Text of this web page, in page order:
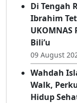
Di Tengah
Ibrahim
Bili’u
09 August
Wahdah
Walk,
Hidup